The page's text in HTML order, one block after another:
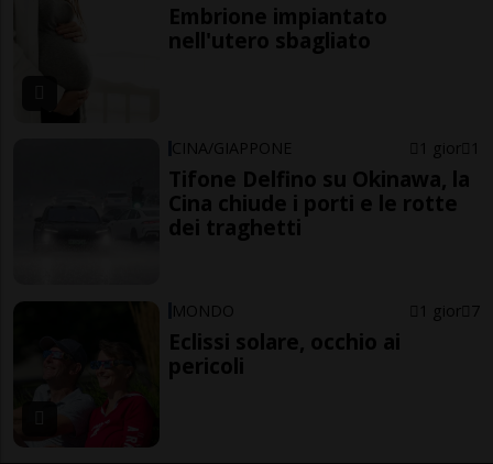
Embrione impiantato
nell'utero sbagliato
CINA/GIAPPONE 1 gior 1
Tifone Delfino su Okinawa, la
Cina chiude i porti e le rotte
dei traghetti
MONDO 1 gior 7
Eclissi solare, occhio ai
pericoli